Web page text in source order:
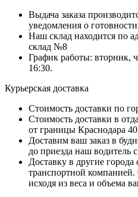
Выдача заказа
уведомления о
Наш склад находится по
склад №8
График работы: вторник,
16:30.
Курьерская доставка
Стоимость доставки по
Стоимость доставки в
от границы Краснодара
Доставим ваш заказ в
до приезда наш водитель
Доставку в другие
транспортной компанией.
исходя из веса и объема